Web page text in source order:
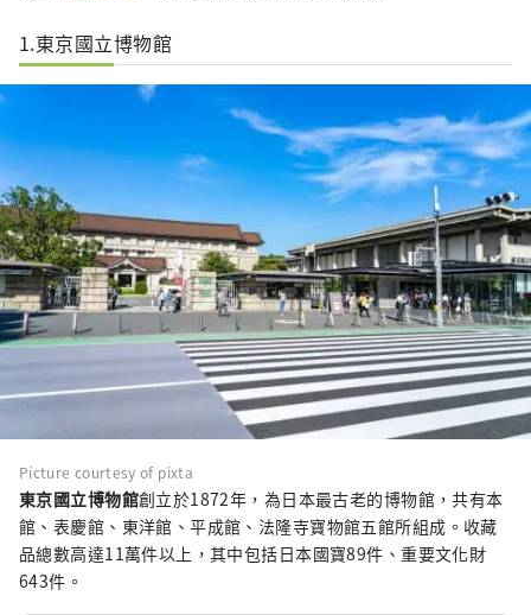
1.東京國立博物館
Picture courtesy of pixta
東京國立博物館創立於1872年，為日本最古老的博物館，共有本
館、表慶館、東洋館、平成館、法隆寺寶物館五館所組成。收藏
品總數高達11萬件以上，其中包括日本國寶89件、重要文化財
643件。